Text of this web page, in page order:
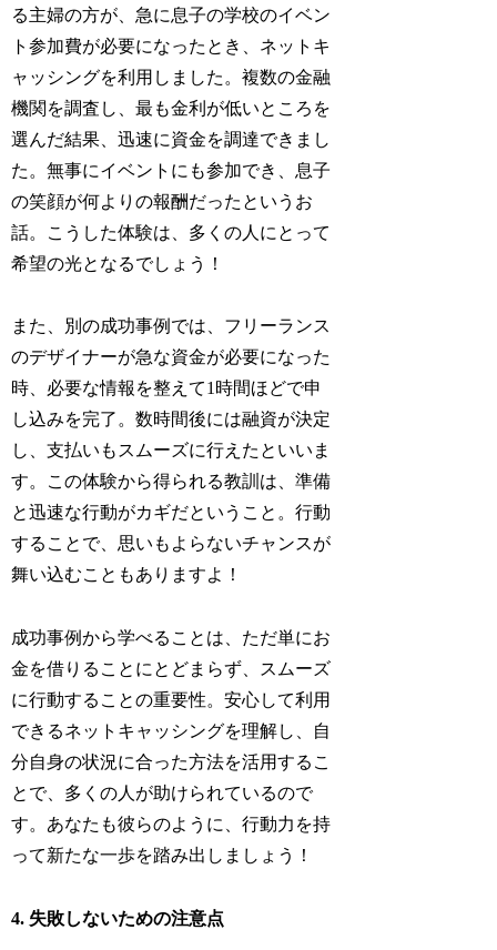
る主婦の方が、急に息子の学校のイベン
ト参加費が必要になったとき、ネットキ
ャッシングを利用しました。複数の金融
機関を調査し、最も金利が低いところを
選んだ結果、迅速に資金を調達できまし
た。無事にイベントにも参加でき、息子
の笑顔が何よりの報酬だったというお
話。こうした体験は、多くの人にとって
希望の光となるでしょう！
また、別の成功事例では、フリーランス
のデザイナーが急な資金が必要になった
時、必要な情報を整えて1時間ほどで申
し込みを完了。数時間後には融資が決定
し、支払いもスムーズに行えたといいま
す。この体験から得られる教訓は、準備
と迅速な行動がカギだということ。行動
することで、思いもよらないチャンスが
舞い込むこともありますよ！
成功事例から学べることは、ただ単にお
金を借りることにとどまらず、スムーズ
に行動することの重要性。安心して利用
できるネットキャッシングを理解し、自
分自身の状況に合った方法を活用するこ
とで、多くの人が助けられているので
す。あなたも彼らのように、行動力を持
って新たな一歩を踏み出しましょう！
4. 失敗しないための注意点